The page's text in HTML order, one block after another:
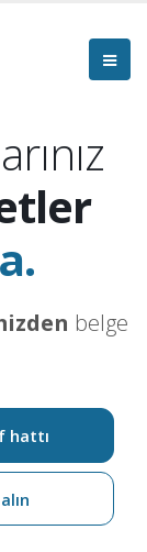
belge
hattı